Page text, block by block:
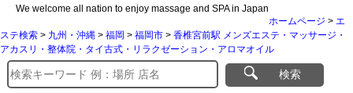
We welcome all nation to enjoy massage and SPA in Japan
ホームページ > エ
ステ検索 > 九州・沖縄 > 福岡 > 福岡市 > 香椎宮前駅 メンズエステ・マッサージ・
アカスリ・整体院・タイ古式・リラクゼーション・アロマオイル
検索